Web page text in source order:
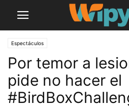
Espectáculos
Por temor a
pide no hacer el